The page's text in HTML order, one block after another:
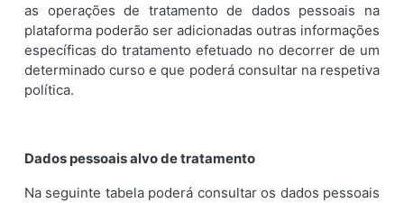
as operações de tratamento de dados pessoais na
plataforma poderão ser adicionadas outras informações
específicas do tratamento efetuado no decorrer de um
determinado curso e que poderá consultar na respetiva
política.
Dados pessoais alvo de tratamento
Na seguinte tabela poderá consultar os dados pessoais